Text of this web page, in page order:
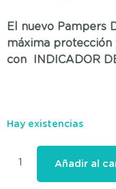
El nuevo Pampers
máxima protección
con
INDICADOR
Hay existencias
Añadir al